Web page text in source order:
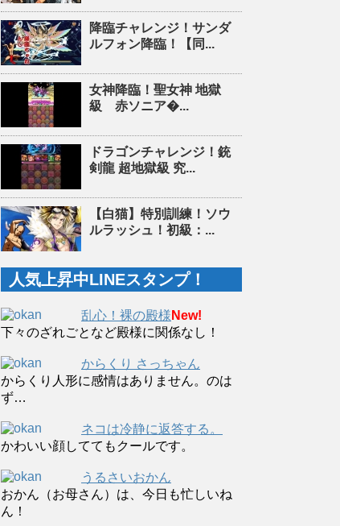
降臨チャレンジ！サンダ
ルフォン降臨！【同...
女神降臨！聖女神 地獄
級 赤ソニア�...
ドラゴンチャレンジ！銃
剣龍 超地獄級 究...
【白猫】特別訓練！ソウ
ルラッシュ！初級：...
人気上昇中LINEスタンプ！
乱心！裸の殿様 New!
下々のざれごとなど殿様に関係なし！
からくり さっちゃん
からくり人形に感情はありません。のは
ず…
ネコは冷静に返答する。
かわいい顔しててもクールです。
うるさいおかん
おかん（お母さん）は、今日も忙しいね
ん！